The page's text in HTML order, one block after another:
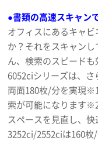
●書類の高速スキャン
オフィスにあるキャ
か？それをスキャン
ん、検索のスピード
6052ciシリーズは、
両面180枚/分を実現
索が可能になります
スペースを見直し、
3252ci/2552ciは160